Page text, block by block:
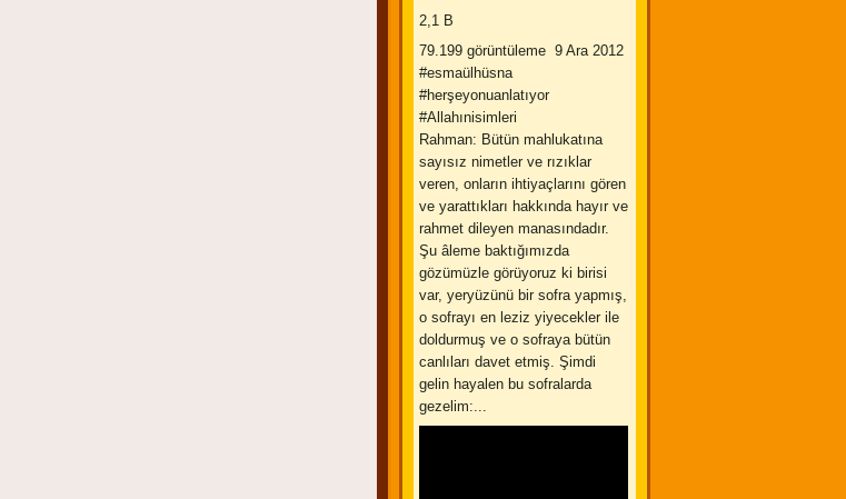
2,1 B
79.199 görüntüleme 9 Ara 2012
#esmaülhüsna
#herşeyonuanlatıyor
#Allahınisimleri
Rahman: Bütün mahlukatına
sayısız nimetler ve rızıklar
veren, onların ihtiyaçlarını gören
ve yarattıkları hakkında hayır ve
rahmet dileyen manasındadır.
Şu âleme baktığımızda
gözümüzle görüyoruz ki birisi
var, yeryüzünü bir sofra yapmış,
o sofrayı en leziz yiyecekler ile
doldurmuş ve o sofraya bütün
canlıları davet etmiş. Şimdi
gelin hayalen bu sofralarda
gezelim:...